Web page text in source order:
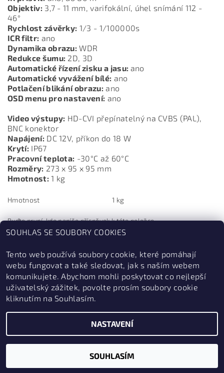
Objektiv: 3,7 - 11 mm, varifokální, úhel snímání 112 -
46°
Rychlost závěrky: 1/3 - 1/100000s
ICR filtr: ano
Dynamika obrazu: WDR
Redukce šumu: 2D, 3D
Automatické řízení zisku a jasu: ano
Automatické vyvážení bílé: ano
Potlačení blikání obrazu: ano
OSD menu pro nastavení: ano
Video výstupy: HD-CVI přepínatelný na CVBS (PAL),
BNC konektor
Napájení: DC 12V, příkon do 18 W
Krytí: IP67
Pracovní teplota: -30°C až 60°C
Rozměry: 273 x 95 x 95 mm
Hmotnost: 1 kg
Hmotnost 1 kg
Buďte první, kdo napíše příspěvek k této položce.
2026 © ZabezpečSe.cz, všechna práva vyhrazena
Vytvořil Shoptet
SOUHLAS SE SOUBORY COOKIES
Tento web používá soubory cookie, které pomáhají
webu fungovat a také sledovat, jak s naším webem
komunikujete. Abychom mohli poskytovat co nejlepší
uživatelský zážitek, povolte prosím soubory cookie
kliknutím na Souhlasím.
NASTAVENÍ
SOUHLASÍM